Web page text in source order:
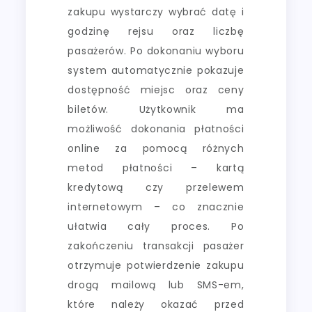
zakupu wystarczy wybrać datę i
godzinę rejsu oraz liczbę
pasażerów. Po dokonaniu wyboru
system automatycznie pokazuje
dostępność miejsc oraz ceny
biletów. Użytkownik ma
możliwość dokonania płatności
online za pomocą różnych
metod płatności – kartą
kredytową czy przelewem
internetowym – co znacznie
ułatwia cały proces. Po
zakończeniu transakcji pasażer
otrzymuje potwierdzenie zakupu
drogą mailową lub SMS-em,
które należy okazać przed